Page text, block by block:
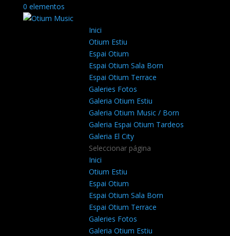
0 elementos
Inici
Otium Estiu
Espai Otium
Espai Otium Sala Born
Espai Otium Terrace
Galeries Fotos
Galeria Otium Estiu
Galeria Otium Music / Born
Galeria Espai Otium Tardeos
Galeria El City
Seleccionar página
Inici
Otium Estiu
Espai Otium
Espai Otium Sala Born
Espai Otium Terrace
Galeries Fotos
Galeria Otium Estiu